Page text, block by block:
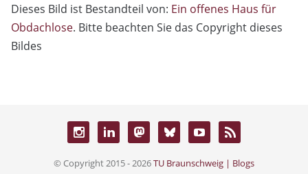
Dieses Bild ist Bestandteil von: Ein offenes Haus für
Obdachlose. Bitte beachten Sie das Copyright dieses
Bildes
© Copyright 2015 - 2026TU Braunschweig | Blogs